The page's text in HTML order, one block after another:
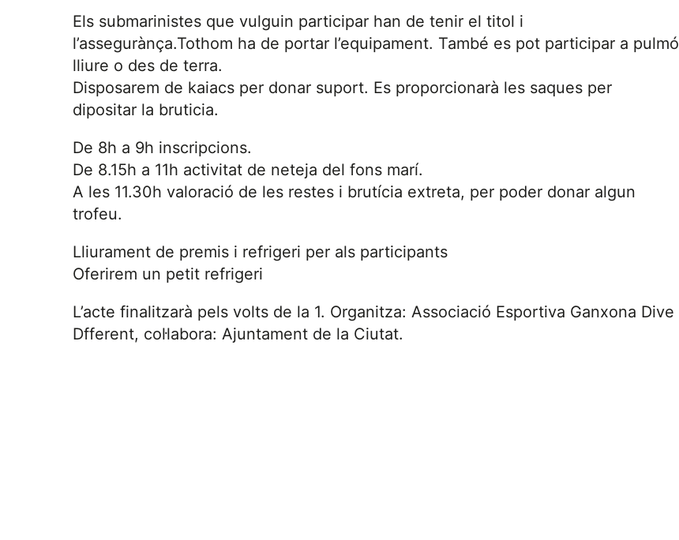
Els submarinistes que vulguin participar han de tenir el titol i
l’assegurànça.Tothom ha de portar l’equipament. També es pot participar a pulmó
lliure o des de terra.
Disposarem de kaiacs per donar suport. Es proporcionarà les saques per
dipositar la bruticia.
De 8h a 9h inscripcions.
De 8.15h a 11h activitat de neteja del fons marí.
A les 11.30h valoració de les restes i brutícia extreta, per poder donar algun
trofeu.
Lliurament de premis i refrigeri per als participants
Oferirem un petit refrigeri
L’acte finalitzarà pels volts de la 1. Organitza: Associació Esportiva Ganxona Dive
Dfferent, col·labora: Ajuntament de la Ciutat.